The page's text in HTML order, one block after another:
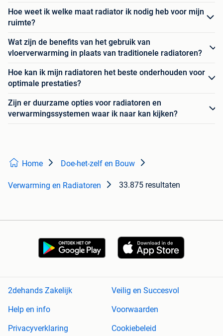
Hoe weet ik welke maat radiator ik nodig heb voor mijn
ruimte?
Wat zijn de benefits van het gebruik van
vloerverwarming in plaats van traditionele radiatoren?
Hoe kan ik mijn radiatoren het beste onderhouden voor
optimale prestaties?
Zijn er duurzame opties voor radiatoren en
verwarmingssystemen waar ik naar kan kijken?
Home Doe-het-zelf en Bouw
Verwarming en Radiatoren 33.875 resultaten
2dehands Zakelijk
Veilig en Succesvol
Help en info
Voorwaarden
Privacyverklaring
Cookiebeleid